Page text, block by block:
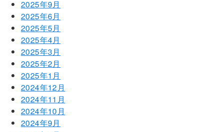
2025年9月
2025年6月
2025年5月
2025年4月
2025年3月
2025年2月
2025年1月
2024年12月
2024年11月
2024年10月
2024年9月